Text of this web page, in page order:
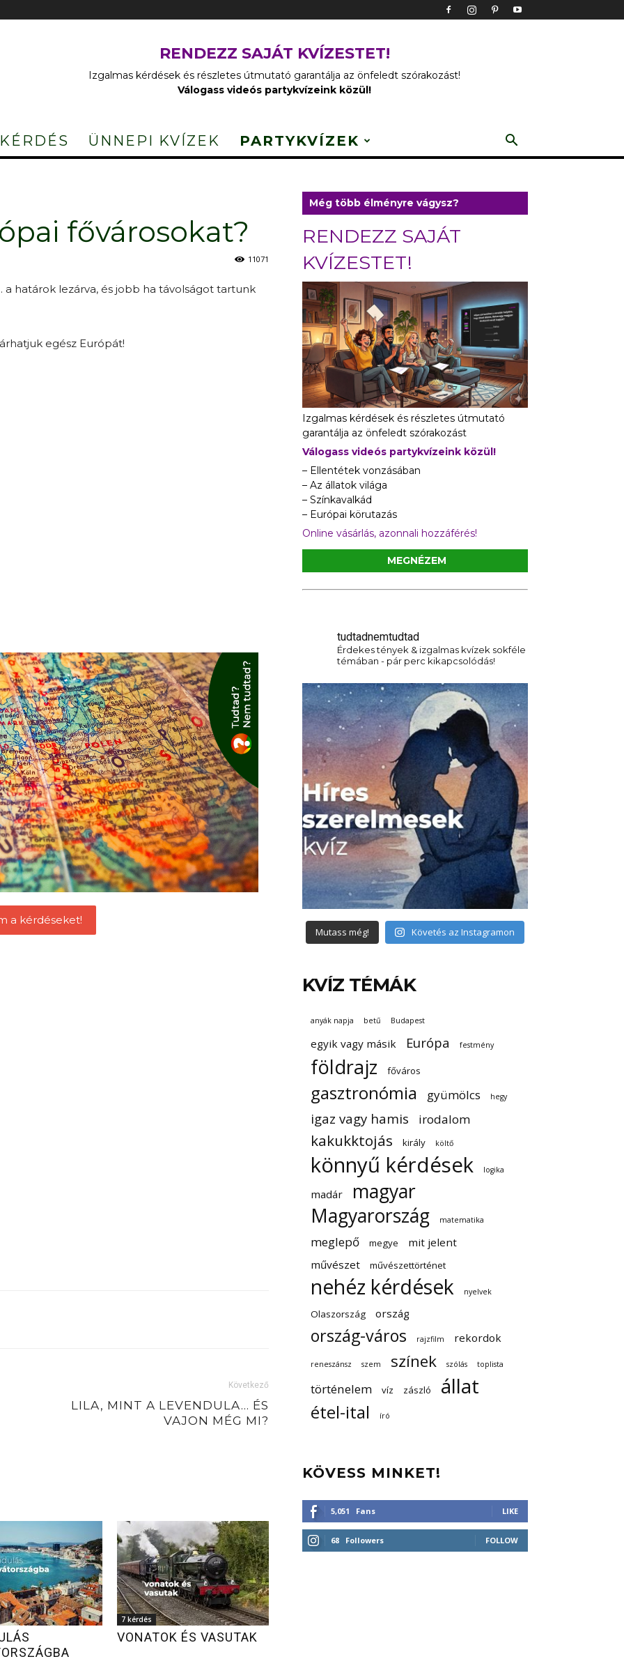
RENDEZZ SAJÁT KVÍZESTET!
Izgalmas kérdések és részletes útmutató garantálja az önfeledt szórakozást!
Válogass videós partykvízeink közül!
ÜNNEPI KVÍZEK PARTYKVÍZEK
fővárosokat?
11071
határok lezárva, és jobb ha távolságot tartunk
egész Európát!
a kérdéseket!
Következő
LILA, MINT A LEVENDULA… ÉS
VAJON MÉG MI?
7 kérdés
VONATOK ÉS VASUTAK
Még több élményre vágysz?
RENDEZZ SAJÁT
KVÍZESTET!
Izgalmas kérdések és részletes útmutató
garantálja az önfeledt szórakozást
Válogass videós partykvízeink közül!
– Ellentétek vonzásában
– Az állatok világa
– Színkavalkád
– Európai körutazás
Online vásárlás, azonnali hozzáférés!
MEGNÉZEM
tudtadnemtudtad
Érdekes tények & izgalmas kvízek sokféle
témában - pár perc kikapcsolódás!
Mutass még! Követés az Instagramon
KVÍZ TÉMÁK
anyák napja betű Budapest
egyik vagy másik Európa festmény
földrajz főváros
gasztronómia gyümölcs hegy
igaz vagy hamis irodalom
kakukktojás király költő
könnyű kérdések logika
madár
magyar
Magyarország
matematika
meglepő megye
mit jelent
művészet
művészettörténet
nehéz kérdések nyelvek
Olaszország ország
ország-város rajzfilm rekordok
reneszánsz szem színek szólás toplista
történelem víz zászló állat
étel-ital író
KÖVESS MINKET!
5,051 Fans LIKE
68 Followers FOLLOW